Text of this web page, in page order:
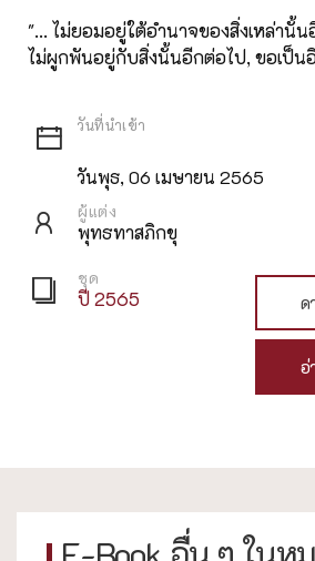
"... ไม่ยอมอยู่ใต้อำนาจของสิ่งเหล่านั้น
ไม่ผูกพันอยู่กับสิ่งนั้นอีกต่อไป, ขอเป็น
วันพุธ, 06 เมษายน 2565
ผู้แต่ง
พุทธทาสภิกขุ
ชุด
ปี 2565 ด
อ่